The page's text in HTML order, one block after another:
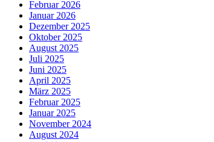
Februar 2026
Januar 2026
Dezember 2025
Oktober 2025
August 2025
Juli 2025
Juni 2025
April 2025
März 2025
Februar 2025
Januar 2025
November 2024
August 2024